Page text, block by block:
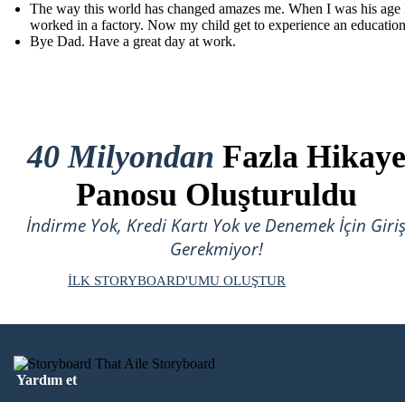
The way this world has changed amazes me. When I was his age
worked in a factory. Now my child get to experience an
Bye Dad. Have a great day at work.
40 Milyondan Fazla Hikaye
Panosu Oluşturuldu
İndirme Yok, Kredi Kartı Yok ve Denemek İçin Giriş
Gerekmiyor!
İLK STORYBOARD'UMU OLUŞTUR
Yardım et